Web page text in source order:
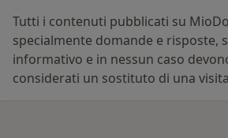
Tutti i contenuti pubblicati su
specialmente domande e risposte,
informativo e in nessun caso
considerati un sostituto di una